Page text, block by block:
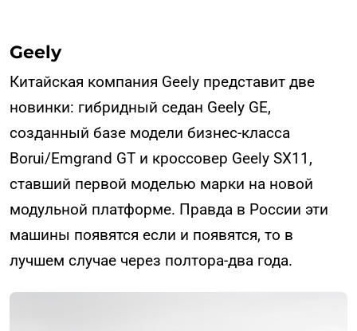
Geely
Китайская компания Geely представит две
новинки: гибридный седан Geely GE,
созданный базе модели бизнес-класса
Borui/Emgrand GT и кроссовер Geely SX11,
ставший первой моделью марки на новой
модульной платформе. Правда в России эти
машины появятся если и появятся, то в
лучшем случае через полтора-два года.